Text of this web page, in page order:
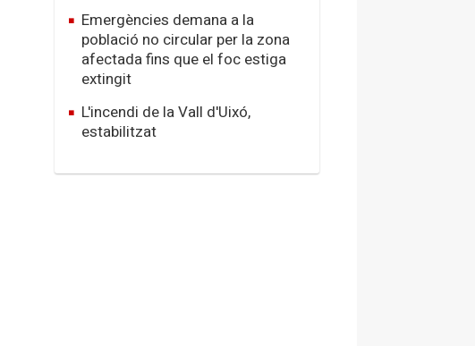
Emergències demana a la
població no circular per la zona
afectada fins que el foc estiga
extingit
L'incendi de la Vall d'Uixó,
estabilitzat